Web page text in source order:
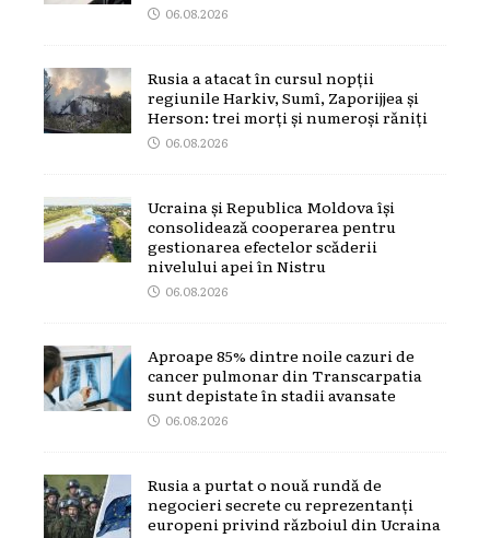
06.08.2026
Rusia a atacat în cursul nopții
regiunile Harkiv, Sumî, Zaporijjea și
Herson: trei morți și numeroși răniți
06.08.2026
Ucraina și Republica Moldova își
consolidează cooperarea pentru
gestionarea efectelor scăderii
nivelului apei în Nistru
06.08.2026
Aproape 85% dintre noile cazuri de
cancer pulmonar din Transcarpatia
sunt depistate în stadii avansate
06.08.2026
Rusia a purtat o nouă rundă de
negocieri secrete cu reprezentanți
europeni privind războiul din Ucraina